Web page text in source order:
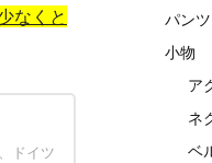
なくと
ドイツ
パンツ
小物
ア
ネ
ベ